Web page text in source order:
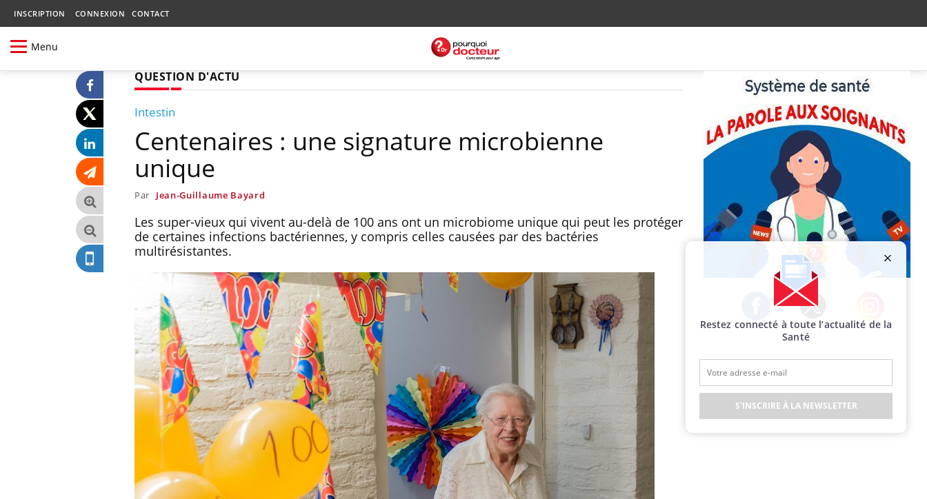
INSCRIPTION CONNEXION CONTACT
Menu
QUESTION D'ACTU
Intestin
Centenaires : une signature microbienne
unique
Par Jean-Guillaume Bayard
Les super-vieux qui vivent au-delà de 100 ans ont un microbiome unique qui peut les protéger
de certaines infections bactériennes, y compris celles causées par des bactéries
multirésistantes.
Facebook Twitter Instagram
Restez connecté à toute l’actualité de la
Santé
S'INSCRIRE À LA NEWSLETTER